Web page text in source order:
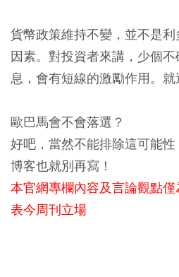
貨幣政策維持不變，並不是
因素。對投資者來講，少個
息，會有短線的激勵作用。就
歐巴馬會不會落選？
好吧，當然不能排除這可能
博客也就別再寫！
本官網專欄內容及言論觀點
表今周刊立場